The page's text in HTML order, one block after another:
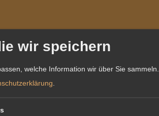
dans la détermination de l’orientation
wir speichern
welche Information wir über Sie sammeln.
.